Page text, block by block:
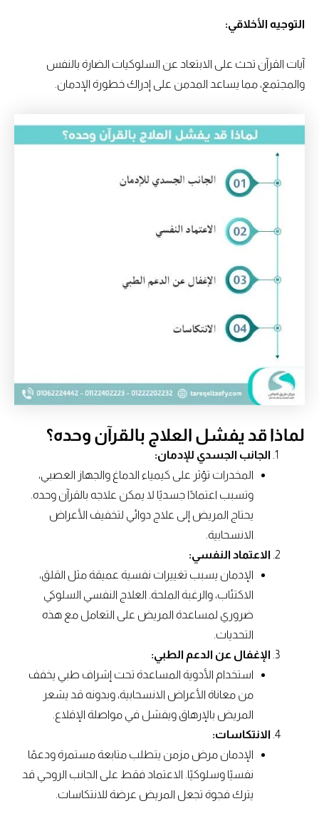
التوجيه الأخلاقي:
آيات القرآن تحث على الابتعاد عن السلوكيات الضارة بالنفس
والمجتمع، مما يساعد المدمن على إدراك خطورة الإدمان.
لماذا قد يفشل العلاج بالقرآن وحده؟
الجانب الجسدي للإدمان:
المخدرات تؤثر على كيمياء الدماغ والجهاز العصبي،
وتسبب اعتمادًا جسديًا لا يمكن علاجه بالقرآن وحده.
يحتاج المريض إلى علاج دوائي لتخفيف الأعراض
الانسحابية.
الاعتماد النفسي:
الإدمان يسبب تغييرات نفسية عميقة مثل القلق،
الاكتئاب، والرغبة الملحة. العلاج النفسي السلوكي
ضروري لمساعدة المريض على التعامل مع هذه
التحديات.
الإغفال عن الدعم الطبي:
استخدام الأدوية المساعدة تحت إشراف طبي يخفف
من معاناة الأعراض الانسحابية، وبدونه قد يشعر
المريض بالإرهاق ويفشل في مواصلة الإقلاع.
الانتكاسات:
الإدمان مرض مزمن يتطلب متابعة مستمرة ودعمًا
نفسيًا وسلوكيًا. الاعتماد فقط على الجانب الروحي قد
يترك فجوة تجعل المريض عرضة للانتكاسات.